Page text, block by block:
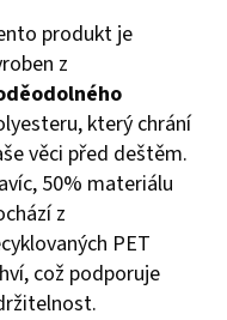
produkt je
z
který chrání
věci před deštěm.
50% materiálu
z
PET
což podporuje